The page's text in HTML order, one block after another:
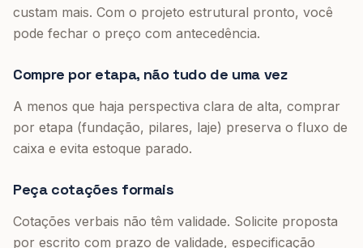
custam mais. Com o projeto estrutural pronto, você
pode fechar o preço com antecedência.
Compre por etapa, não tudo de uma vez
A menos que haja perspectiva clara de alta, comprar
por etapa (fundação, pilares, laje) preserva o fluxo de
caixa e evita estoque parado.
Peça cotações formais
Cotações verbais não têm validade. Solicite proposta
por escrito com prazo de validade, especificação